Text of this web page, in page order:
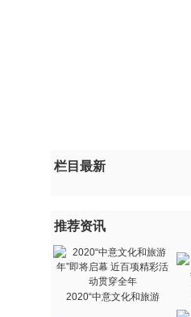
栏目最新
推荐资讯
2020“中意文化和旅游